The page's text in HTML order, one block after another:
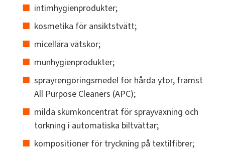
intimhygienprodukter;
kosmetika för ansiktstvätt;
micellära vätskor;
munhygienprodukter;
sprayrengöringsmedel för hårda ytor, främst
All Purpose Cleaners (APC);
milda skumkoncentrat för sprayvaxning och
torkning i automatiska biltvättar;
kompositioner för tryckning på textilfibrer;